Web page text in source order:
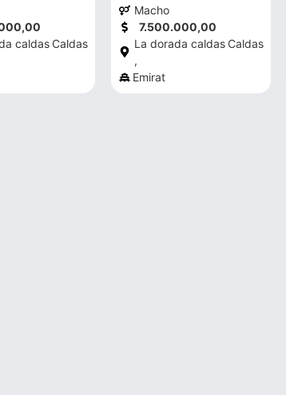
caldas Caldas
Macho
7.500.000,00
La dorada caldas
,
Caldas
Emirat